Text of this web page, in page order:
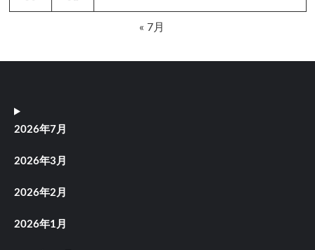
« 7月
2026年7月
2026年3月
2026年2月
2026年1月